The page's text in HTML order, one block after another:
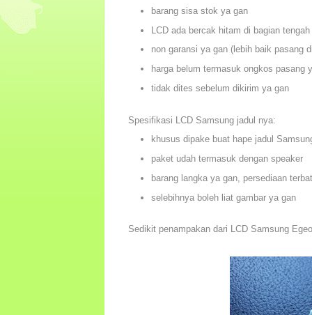
barang sisa stok ya gan
LCD ada bercak hitam di bagian
non garansi ya gan (lebih baik pasang
harga belum termasuk ongkos pasang
tidak dites sebelum dikirim ya gan
Spesifikasi LCD Samsung jadul nya:
khusus dipake buat hape jadul
paket udah termasuk dengan speaker
barang langka ya gan, persediaan
selebihnya boleh liat gambar ya gan
Sedikit penampakan dari LCD Samsung